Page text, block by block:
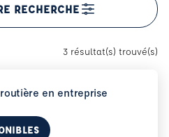
RECHERCHE
3 résultat(s) trouvé(s)
en entreprise